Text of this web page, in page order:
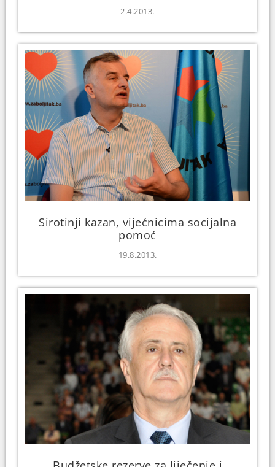
2.4.2013.
Sirotinji kazan, vijećnicima socijalna
pomoć
19.8.2013.